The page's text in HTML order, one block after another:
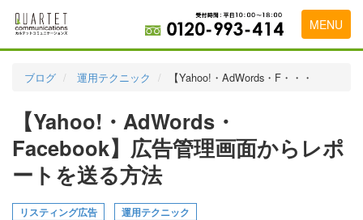
MENU
実績・お客様の声
初めて導入をお考えの方
ブログ 運用テクニック 【Yahoo!・AdWords・F・・・
【Yahoo!・AdWords・
Facebook】広告管理画面からレポ
ートを送る方法
リスティング広告 運用テクニック